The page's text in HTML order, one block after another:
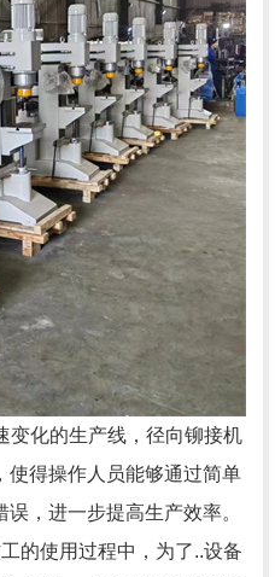
变化的生产线，径向铆接机
使得操作人员能够通过简单
，进一步提高生产效率。
的使用过程中，为了..设备